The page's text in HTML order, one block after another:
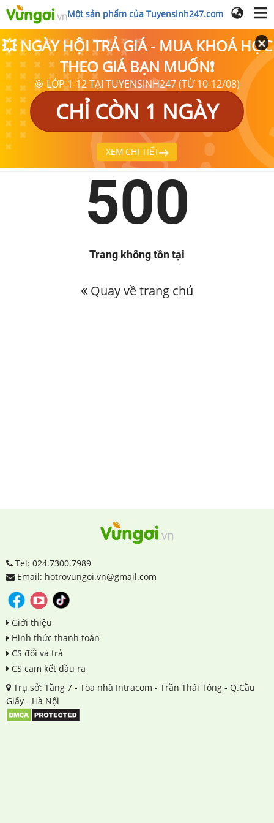
Một sản phẩm của Tuyensinh247.com
💥 NGÀY HỘI TRẢ GIÁ - MUA KHOÁ HỌC
THEO GIÁ BẠN MUỐN❗
🎯 LỚP 1-12 TẠI TUYENSINH247 (TỪ 10-12/08)
CHỈ CÒN 1 NGÀY
XEM CHI TIẾT
500
Trang không tồn tại
Quay về trang chủ
Tel: 024.7300.7989
Email: hotrovungoi.vn@gmail.com
Giới thiệu
Hình thức thanh toán
CS đổi và trả
CS cam kết đầu ra
Trụ sở: Tầng 7 - Tòa nhà Intracom - Trần Thái Tông - Q.Cầu
Giấy - Hà Nội